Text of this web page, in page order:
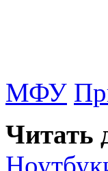
МФУ
Читать